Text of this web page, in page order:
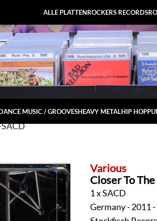
ALLE PLATTENROCKERS RECORDS
MUSIC / GROOVESHEAVY METALHIP HOP
Various
Closer To
1 x SACD
Germany - 2011